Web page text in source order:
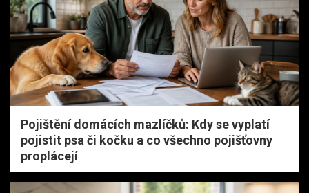
Pojištění domácích mazlíčků: Kdy se vyplatí
pojistit psa či kočku a co všechno pojišťovny
proplácejí